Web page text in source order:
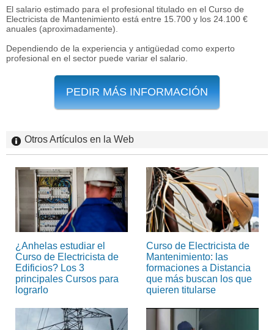
El salario estimado para el profesional titulado en el Curso de
Electricista de Mantenimiento está entre 15.700 y los 24.100 €
anuales (aproximadamente).
Dependiendo de la experiencia y antigüedad como experto
profesional en el sector puede variar el salario.
PEDIR MÁS INFORMACIÓN
Otros Artículos en la Web
¿Anhelas estudiar el
Curso de Electricista de
Edificios? Los 3
principales Cursos para
lograrlo
Curso de Electricista de
Mantenimiento: las
formaciones a Distancia
que más buscan los que
quieren titularse